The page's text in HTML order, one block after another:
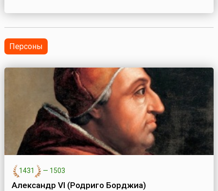
войны и б...
Персоны
1431 — 1503
Александр VI (Родриго Борджиа)